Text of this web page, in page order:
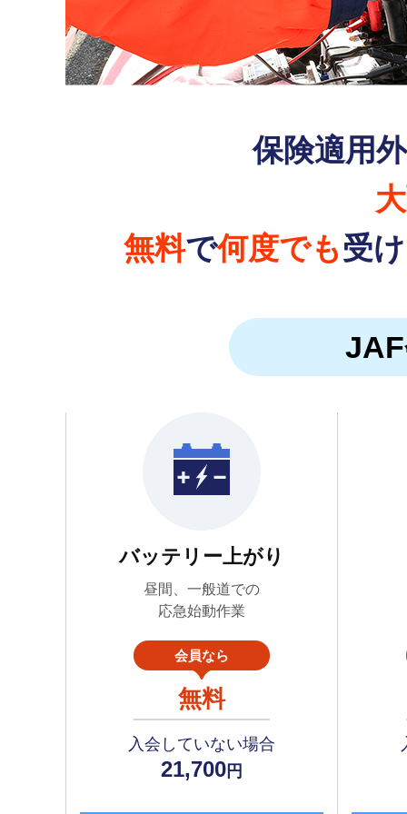
保険適用
無料で何度でも受
バッテリー上がり
昼間、一般道での
応急始動作業
会員なら
無料
入会していない場合
21,700 円